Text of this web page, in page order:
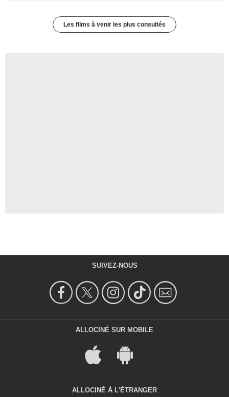
Les films à venir les plus consultés
SUIVEZ-NOUS
ALLOCINÉ SUR MOBILE
ALLOCINÉ À L'ÉTRANGER